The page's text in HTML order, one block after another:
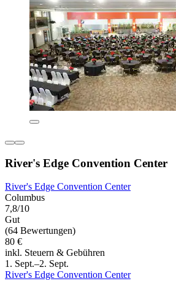
River's Edge Convention Center
River's Edge Convention Center
Columbus
7,8/10
Gut
(64 Bewertungen)
80 €
inkl. Steuern & Gebühren
1. Sept.–2. Sept.
River's Edge Convention Center